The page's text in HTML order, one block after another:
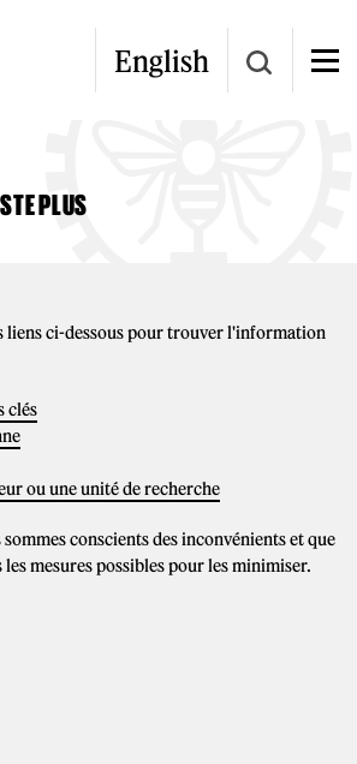
English
PLUS
liens ci-dessous pour trouver l'information
clés
ou une unité de recherche
sommes conscients des inconvénients et que
mesures possibles pour les minimiser.